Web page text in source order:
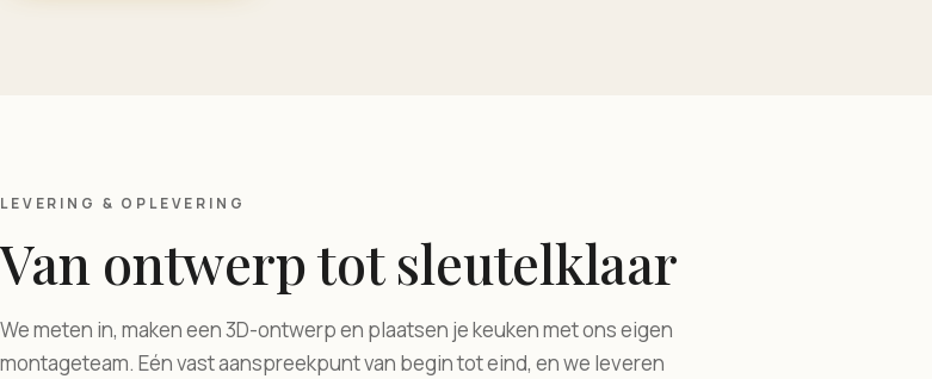
LEVERING & OPLEVERING
Van ontwerp tot sleutelklaar
We meten in, maken een 3D-ontwerp en plaatsen je keuken met ons eigen
montageteam. Eén vast aanspreekpunt van begin tot eind, en we leveren